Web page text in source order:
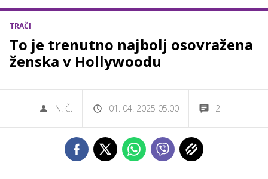
TRAČI
To je trenutno najbolj osovražena
ženska v Hollywoodu
N. Č. 01. 04. 2025 05.00 2